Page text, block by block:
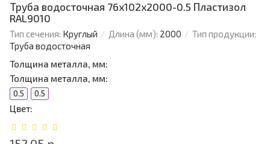
Труба водосточная 76х102х2000-0.5 Пластизол
RAL9010
Тип сечения: Круглый Длина (мм): 2000
Тип продукции:
Труба водосточная
Толщина металла, мм:
Толщина металла, мм:
0.5 0.5
Цвет: